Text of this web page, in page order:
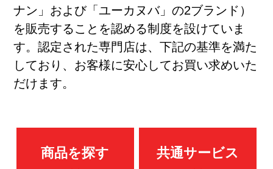
ナン」および「ユーカヌバ」の2ブランド）
を販売することを認める制度を設けていま
す。認定された専門店は、下記の基準を満た
しており、お客様に安心してお買い求めいた
だけます。
商品を探す 共通サービス